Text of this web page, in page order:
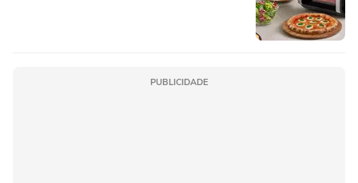
PUBLICIDADE